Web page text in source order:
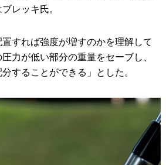
レッキ氏。
置すれば強度が増すのかを理解して
力が低い部分の重量をセーブし、
することができる」とした。